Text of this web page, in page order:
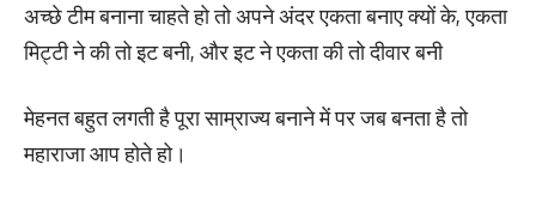
अच्छे टीम बनाना चाहते हो तो अपने अंदर एकता बनाए क्यों के, एकता
मिट्टी ने की तो इट बनी, और इट ने एकता की तो दीवार बनी
मेहनत बहुत लगती है पूरा साम्राज्य बनाने में पर जब बनता है तो
महाराजा आप होते हो।